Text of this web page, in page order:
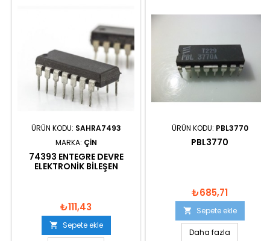
ÜRÜN KODU: SAHRA7493
MARKA: ÇIN
74393 ENTEGRE DEVRE
ELEKTRONIK BILEŞEN
₺111,43
 Sepete ekle
ÜRÜN KODU: PBL3770
PBL3770
₺685,71
 Sepete ekle
Daha fazla